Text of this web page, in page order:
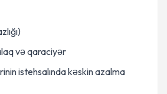
və qaraciyər
istehsalında kəskin azalma